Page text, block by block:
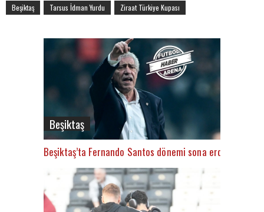
Beşiktaş Tarsus İdman Yurdu Ziraat Türkiye Kupası
Beşiktaş
Beşiktaş’ta Fernando Santos dönemi sona erdi